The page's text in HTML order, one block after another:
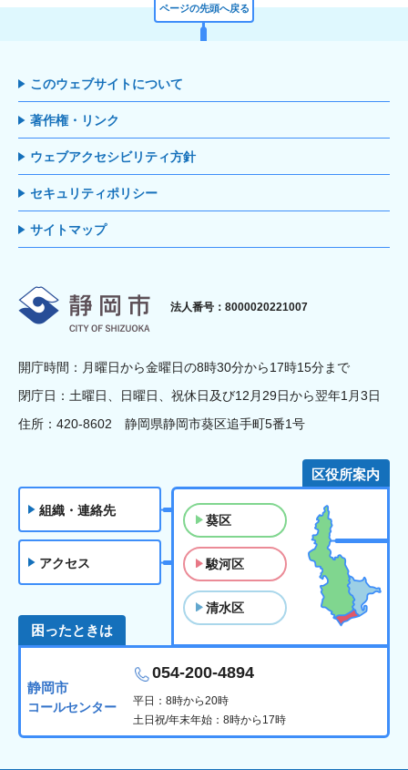
ページの先頭へ戻る
このウェブサイトについて
著作権・リンク
ウェブアクセシビリティ方針
セキュリティポリシー
サイトマップ
静岡市
法人番号：8000020221007
開庁時間：月曜日から金曜日の8時30分から17時15分まで
閉庁日：土曜日、日曜日、祝休日及び12月29日から翌年1月3日
住所：420-8602 静岡県静岡市葵区追手町5番1号
組織・連絡先
アクセス
区役所案内
葵区
駿河区
清水区
困ったときは
静岡市
コールセンター
054-200-4894
平日：8時から20時
土日祝/年末年始：8時から17時